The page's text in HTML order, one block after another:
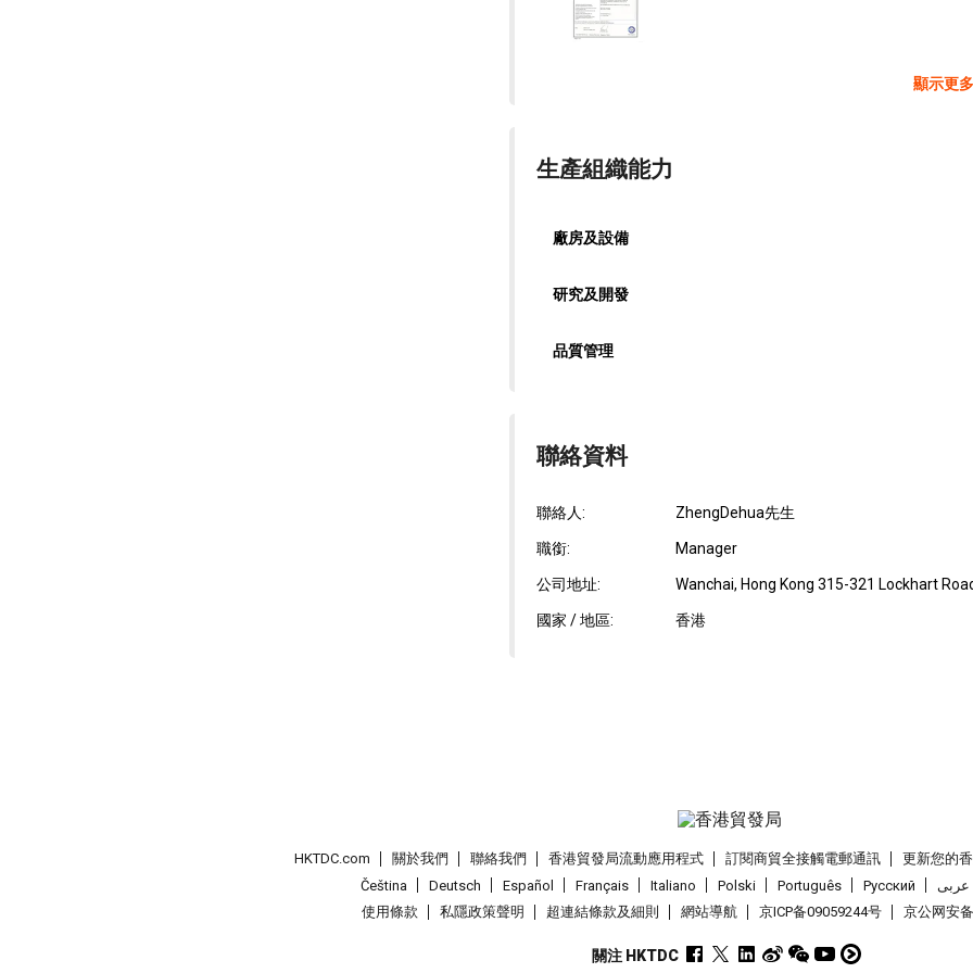
顯示更多
生產組織能力
廠房及設備
研究及開發
品質管理
聯絡資料
聯絡人: ZhengDehua先生
職銜: Manager
公司地址: Wanchai, Hong Kong 315-321 Lockhart
國家 / 地區: 香港
HKTDC.com 關於我們 聯絡我們 香港貿發局流動應用程式 訂閱商貿全接觸電郵通訊 更新您的
Čeština
Deutsch Español Français Italiano Polski Português Pусский عربى
使用條款
私隱政策聲明 超連結條款及細則 網站導航 京ICP备09059244号 京公网安
關注 HKTDC